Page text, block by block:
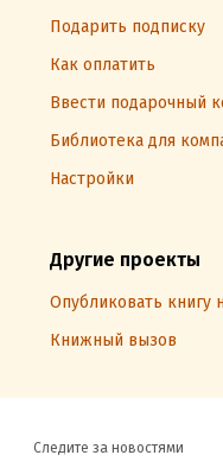
Подарить подписку
Как оплатить
Ввести подарочный
Библиотека для
Настройки
Другие проекты
Опубликовать книгу
Книжный вызов
Следите за новостями